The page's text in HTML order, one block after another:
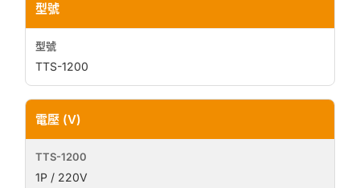
型號
TTS-1200
電壓 (V)
1P / 220V